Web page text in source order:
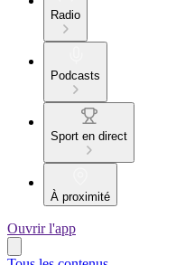
Radio
Podcasts
Sport en direct
À proximité
Ouvrir l'app